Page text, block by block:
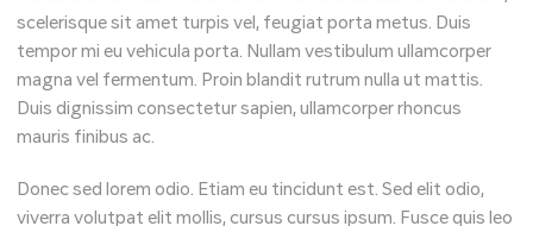
scelerisque sit amet turpis vel, feugiat porta metus. Duis
tempor mi eu vehicula porta. Nullam vestibulum ullamcorper
magna vel fermentum. Proin blandit rutrum nulla ut mattis.
Duis dignissim consectetur sapien, ullamcorper rhoncus
mauris finibus ac.
Donec sed lorem odio. Etiam eu tincidunt est. Sed elit odio,
viverra volutpat elit mollis, cursus cursus ipsum. Fusce quis leo